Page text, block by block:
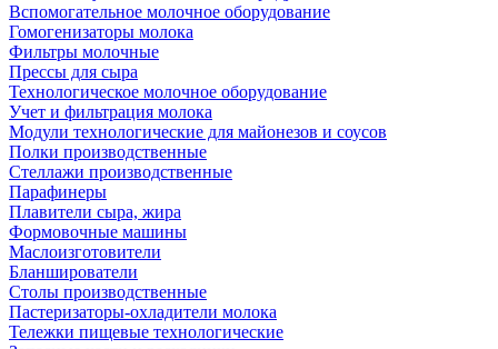
Вспомогательное молочное оборудование
Гомогенизаторы молока
Фильтры молочные
Прессы для сыра
Технологическое молочное оборудование
Учет и фильтрация молока
Модули технологические для майонезов и соусов
Полки производственные
Стеллажи производственные
Парафинеры
Плавители сыра, жира
Формовочные машины
Маслоизготовители
Бланширователи
Столы производственные
Пастеризаторы-охладители молока
Тележки пищевые технологические